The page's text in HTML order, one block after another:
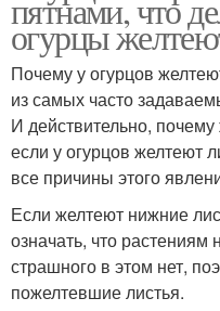
пятнами, что
огурцы
Почему у огурцов
из самых часто
И действительно,
если у огурцов желтеют
все причины этого
Если желтеют нижние
означать, что растениям
страшного в этом нет,
пожелтевшие листья.